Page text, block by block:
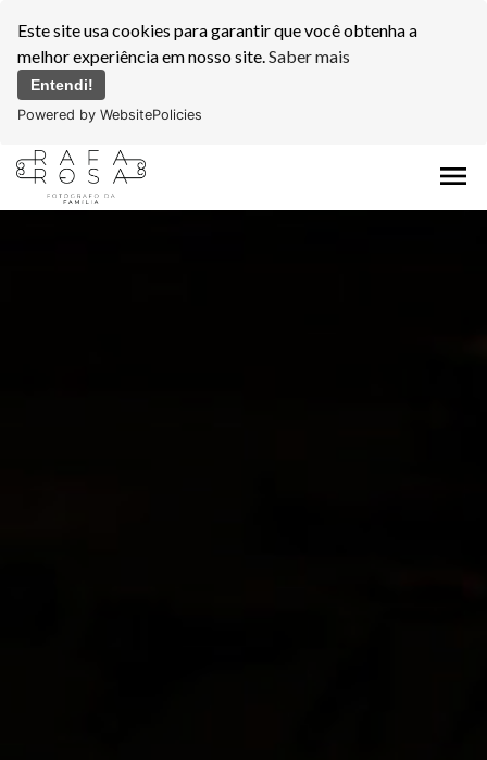
Este site usa cookies para garantir que você obtenha a
melhor experiência em nosso site.Saber mais
Entendi!
Powered by WebsitePolicies
menu